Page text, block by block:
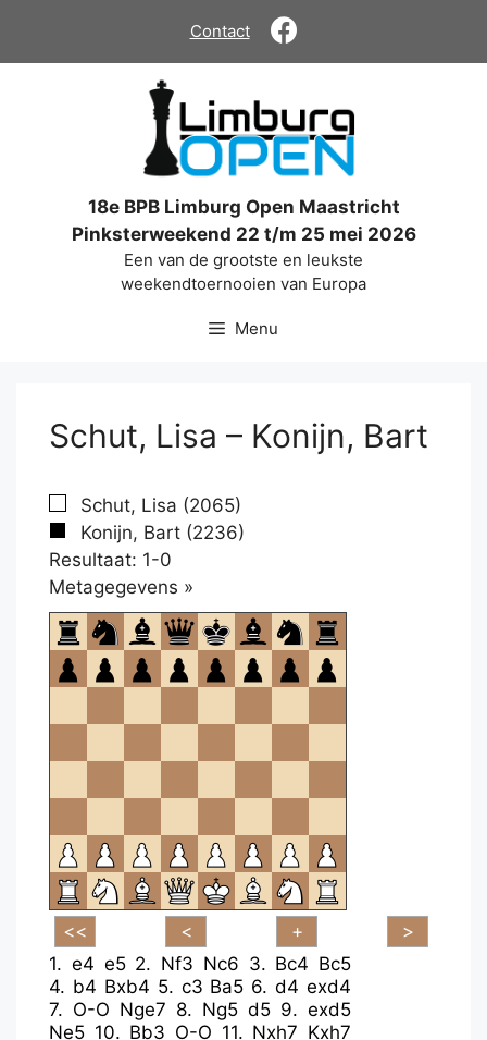
de
Contact
18e BPB Limburg Open Maastricht
Pinksterweekend 22 t/m 25 mei 2026
Een van de grootste en leukste
weekendtoernooien van Europa
Menu
Schut, Lisa – Konijn, Bart
Schut, Lisa (2065)
Konijn, Bart (2236)
Resultaat: 1-0
Metagegevens »
om
te
openen.
1. e4 e5 2. Nf3 Nc6 3. Bc4 Bc5
4. b4 Bxb4 5. c3 Ba5 6.d4 exd4
7. O-O Nge7 8. Ng5 d5 9. exd5
Ne5 10. Bb3 O-O 11. Nxh7 Kxh7